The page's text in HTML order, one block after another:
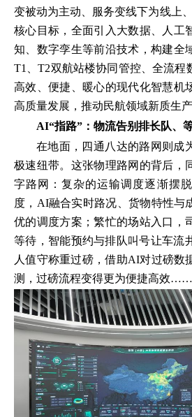
变被动为主动、服务变线下为线上
核心目标，全面引入大数据、人工
知、数字孪生等前沿技术，构建全
T1、T2双航站楼协同管控、全流程
高效、便捷、暖心的现代化智慧机
高质量发展，推动民航领域新质生产
AI“指路”：物流告别排长队、
在地面，四通八达的路网则成
极速纽带。这张物理路网的背后，
字路网：复杂的运输调度逐渐摆
度，AI融合实时路况、货物特性与
优的调度方案；繁忙的场站入口，
等待，智能预约与排队叫号让车流
人值守称重过磅，借助AI对过磅数
测，过磅流程变得更为便捷高效……